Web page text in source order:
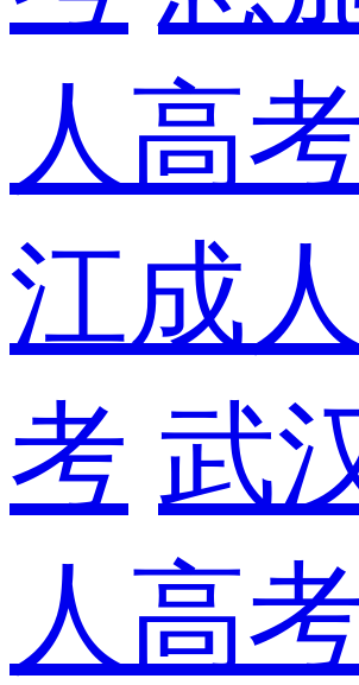
人高
江成
考 武
人高